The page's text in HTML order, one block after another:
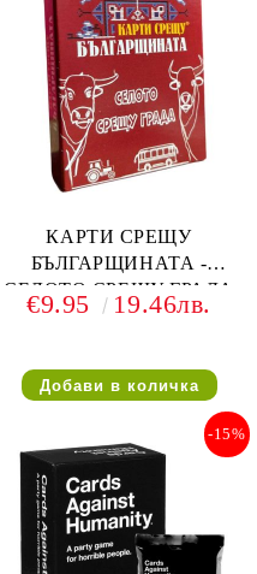
КАРТИ СРЕЩУ
БЪЛГАРЩИНАТА -
СЕЛОТО СРЕЩУ ГРАДА
- РАЗШИРЕНИЕ
€9.95 19.46лв.
-15%